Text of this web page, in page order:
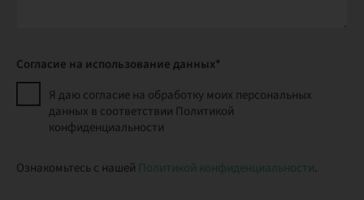
Согласие на использование данных*
Я даю согласие на обработку моих персональных
данных в соответствии Политикой
конфиденциальности
Ознакомьтесь с нашей Политикой конфиденциальности.